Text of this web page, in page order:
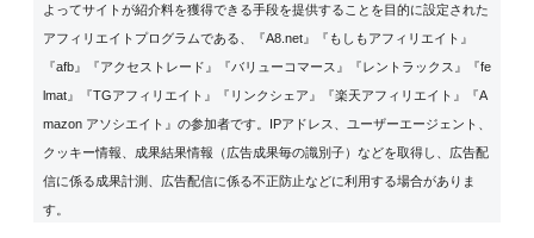
よってサイトが紹介料を獲得できる手段を提供することを目的に設定された
アフィリエイトプログラムである、『A8.net』『もしもアフィリエイト』
『afb』『アクセストレード』『バリューコマース』『レントラックス』『fe
lmat』『TGアフィリエイト』『リンクシェア』『楽天アフィリエイト』『A
mazon アソシエイト』の参加者です。IPアドレス、ユーザーエージェント、
クッキー情報、成果結果情報（広告成果毎の識別子）などを取得し、広告配
信に係る成果計測、広告配信に係る不正防止などに利用する場合がありま
す。